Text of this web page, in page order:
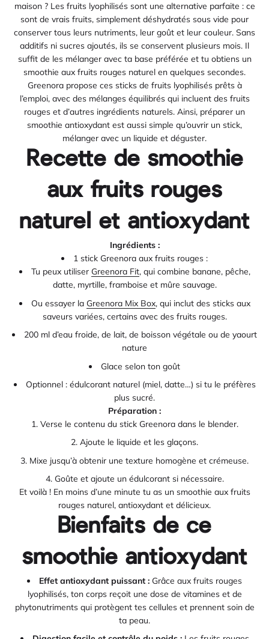
maison ? Les fruits lyophilisés sont une alternative parfaite : ce
sont de vrais fruits, simplement déshydratés sous vide pour
conserver tous leurs nutriments, leur goût et leur couleur. Sans
additifs ni sucres ajoutés, ils se conservent plusieurs mois. Il
suffit de les mélanger avec ta base préférée et tu obtiens un
smoothie aux fruits rouges naturel en quelques secondes.
Greenora propose ces sticks de fruits lyophilisés prêts à
l’emploi, avec des mélanges équilibrés qui incluent des fruits
rouges et d’autres ingrédients naturels. Ainsi, préparer un
smoothie antioxydant est aussi simple qu’ouvrir un stick,
mélanger avec un liquide et déguster.
Recette de smoothie
aux fruits rouges
naturel et antioxydant
Ingrédients :
1 stick Greenora aux fruits rouges :
Tu peux utiliser Greenora Fit, qui combine banane, pêche,
datte, myrtille, framboise et mûre sauvage.
Ou essayer la Greenora Mix Box, qui inclut des sticks aux
saveurs variées, certains avec des fruits rouges.
200 ml d’eau froide, de lait, de boisson végétale ou de yaourt
nature
Glace selon ton goût
Optionnel : édulcorant naturel (miel, datte…) si tu le préfères
plus sucré.
Préparation :
Verse le contenu du stick Greenora dans le blender.
Ajoute le liquide et les glaçons.
Mixe jusqu’à obtenir une texture homogène et crémeuse.
Goûte et ajoute un édulcorant si nécessaire.
Et voilà ! En moins d’une minute tu as un smoothie aux fruits
rouges naturel, antioxydant et délicieux.
Bienfaits de ce
smoothie antioxydant
Effet antioxydant puissant : Grâce aux fruits rouges
lyophilisés, ton corps reçoit une dose de vitamines et de
phytonutriments qui protègent tes cellules et prennent soin de
ta peau.